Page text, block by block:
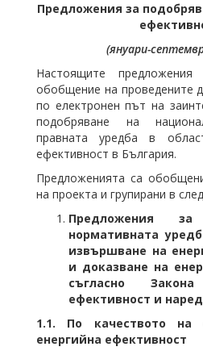
Предложения за
(януари-
Настоящите
обобщение на проведените
по електронен път на
подобряване на
правната уредба в
ефективност в България.
Предложенията са
на проекта и групирани в
Предложения
нормативната
извършване на
и доказване на
съгласно
ефективност и
1.1. По качеството на
енергийна ефективност